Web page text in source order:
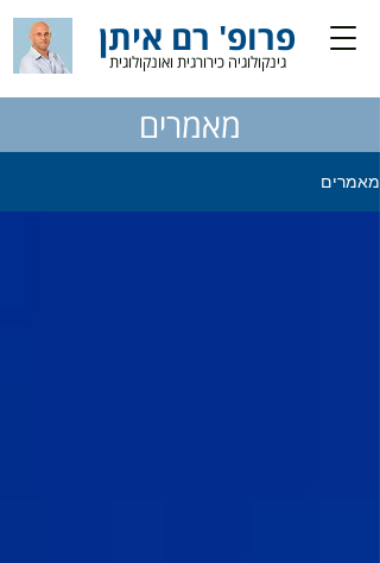
פרופ' רם איתן
גינקולוגיה כירורגית ואונקולוגית
מאמרים
מאמרים